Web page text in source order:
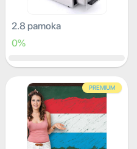
2.8 pamoka
0%
PREMIUM